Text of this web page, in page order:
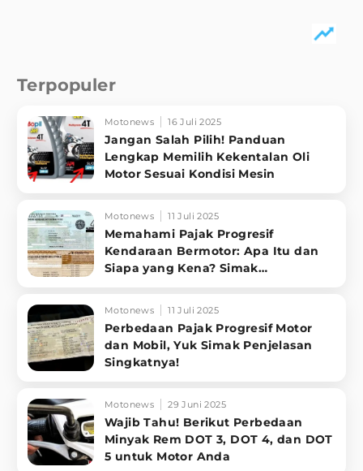
Terpopuler
Motonews 16 Juli 2025
Jangan Salah Pilih! Panduan
Lengkap Memilih Kekentalan Oli
Motor Sesuai Kondisi Mesin
Motonews 11 Juli 2025
Memahami Pajak Progresif
Kendaraan Bermotor: Apa Itu dan
Siapa yang Kena? Simak
Motonews 11 Juli 2025
Perbedaan Pajak Progresif Motor
dan Mobil, Yuk Simak Penjelasan
Singkatnya!
Motonews 29 Juni 2025
Wajib Tahu! Berikut Perbedaan
Minyak Rem DOT 3, DOT 4, dan DOT
5 untuk Motor Anda